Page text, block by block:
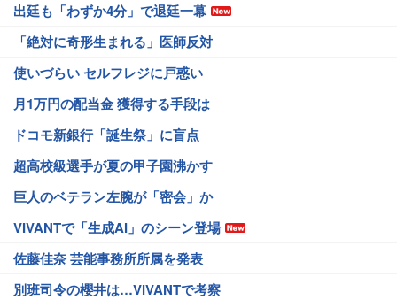
出廷も「わずか4分」で退廷一幕
「絶対に奇形生まれる」医師反対
使いづらい セルフレジに戸惑い
月1万円の配当金 獲得する手段は
ドコモ新銀行「誕生祭」に盲点
超高校級選手が夏の甲子園沸かす
巨人のベテラン左腕が「密会」か
VIVANTで「生成AI」のシーン登場
佐藤佳奈 芸能事務所所属を発表
別班司令の櫻井は…VIVANTで考察